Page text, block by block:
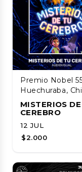
Premio Nobel
Huechuraba,
MISTERIOS
CEREBRO
12 JUL
$2.000